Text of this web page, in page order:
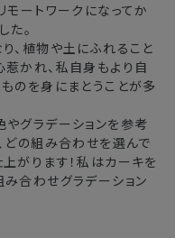
モートワークになってか
た。
、植物や土にふれること
かれ、私自身もより自
のを身にまとうことが多
グラデーションを参考
どの組み合わせを選んで
がります！私はカーキを
合わせグラデーション